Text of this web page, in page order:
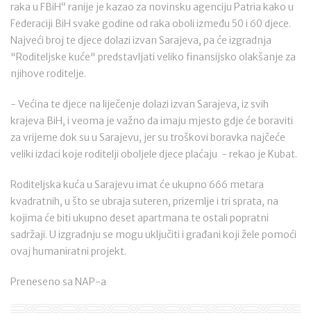
raka u FBiH“ ranije je kazao za novinsku agenciju Patria kako u
Federaciji BiH svake godine od raka oboli između 50 i 60 djece.
Najveći broj te djece dolazi izvan Sarajeva, pa će izgradnja
"Roditeljske kuće" predstavljati veliko finansijsko olakšanje za
njihove roditelje.
- Većina te djece na liječenje dolazi izvan Sarajeva, iz svih
krajeva BiH, i veoma je važno da imaju mjesto gdje će boraviti
za vrijeme dok su u Sarajevu, jer su troškovi boravka najčeće
veliki izdaci koje roditelji oboljele djece plaćaju - rekao je Kubat.
Roditeljska kuća u Sarajevu imat će ukupno 666 metara
kvadratnih, u što se ubraja suteren, prizemlje i tri sprata, na
kojima će biti ukupno deset apartmana te ostali popratni
sadržaji. U izgradnju se mogu uključiti i građani koji žele pomoći
ovaj humaniratni projekt.
Preneseno sa NAP-a